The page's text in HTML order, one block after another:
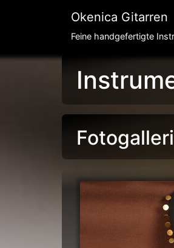
Okenica Gitarren
Feine handgefertigte